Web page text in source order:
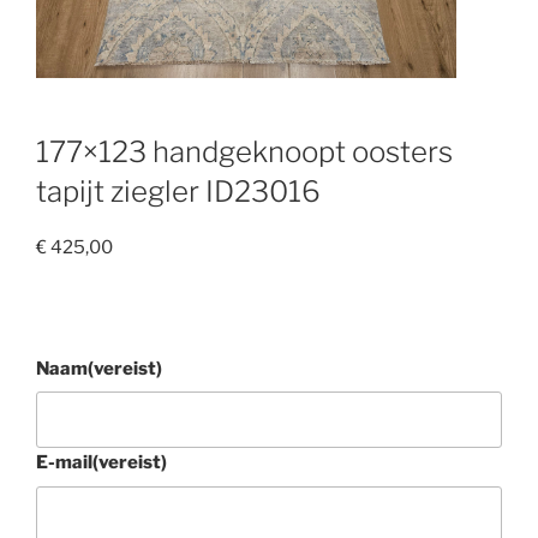
177×123 handgeknoopt oosters
tapijt ziegler ID23016
€425,00
Naam(vereist)
E-mail(vereist)